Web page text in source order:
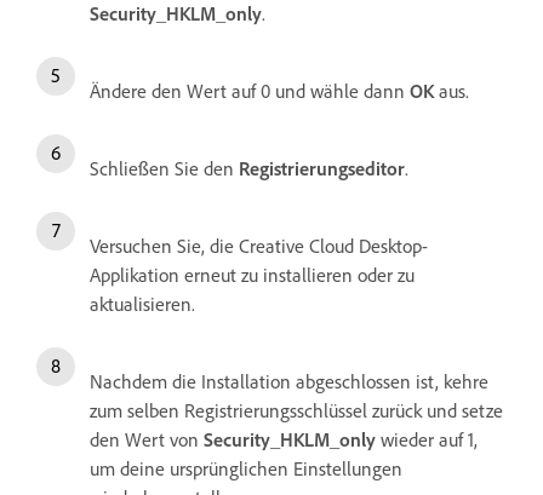
Security_HKLM_only.
Ändere den Wert auf 0 und wähle dann OKaus.
Schließen Sie den Registrierungseditor.
Versuchen Sie, die Creative Cloud Desktop-
Applikation erneut zu installieren oder zu
aktualisieren.
Nachdem die Installation abgeschlossen ist, kehre
zum selben Registrierungsschlüssel zurück und setze
den Wert von Security_HKLM_only wieder auf 1,
um deine ursprünglichen Einstellungen